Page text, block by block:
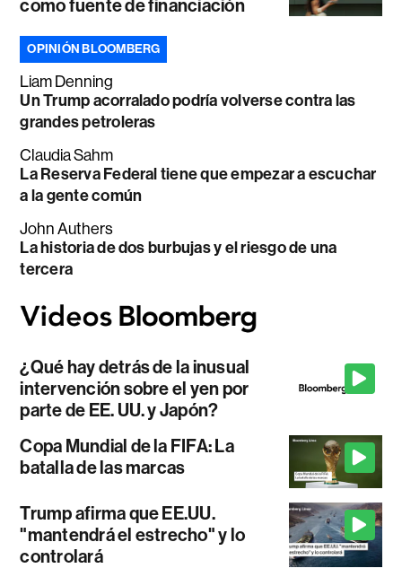
como fuente de financiación
OPINIÓN BLOOMBERG
Liam Denning
Un Trump acorralado podría volverse contra las
grandes petroleras
Claudia Sahm
La Reserva Federal tiene que empezar a escuchar
a la gente común
John Authers
La historia de dos burbujas y el riesgo de una
tercera
¿Qué hay detrás de la inusual
intervención sobre el yen por
parte de EE. UU. y Japón?
Copa Mundial de la FIFA: La
batalla de las marcas
Trump afirma que EE.UU.
"mantendrá el estrecho" y lo
controlará